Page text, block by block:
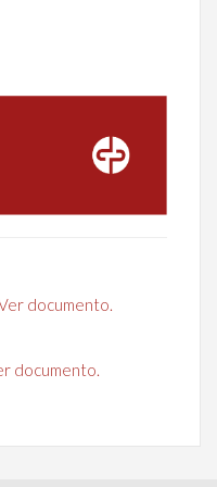
documento.
documento.